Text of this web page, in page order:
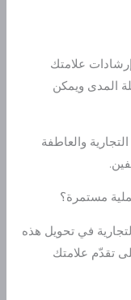
إرشادات علامتك
المدى ويمكن
والعاطفة
مستمرة؟
في تحويل هذه
تقدّم علامتك